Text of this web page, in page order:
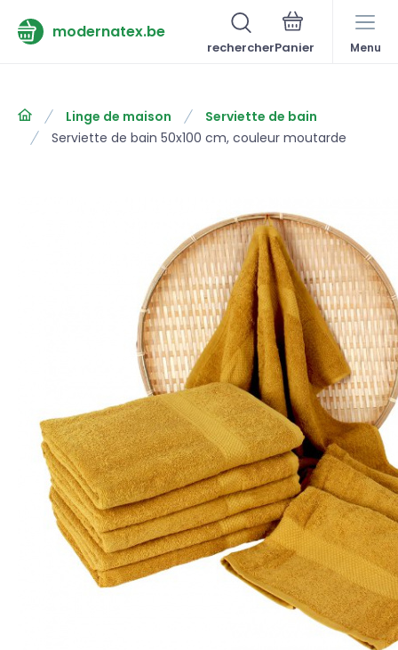
modernatex.be
rechercher Menu
Linge de maison
Serviette de bain
Serviette de bain 50x100 cm, couleur moutarde